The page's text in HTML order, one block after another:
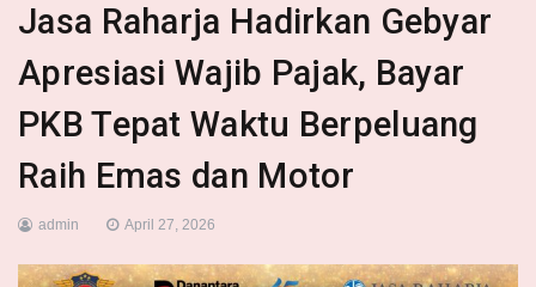
Jasa Raharja Hadirkan Gebyar
Apresiasi Wajib Pajak, Bayar
PKB Tepat Waktu Berpeluang
Raih Emas dan Motor
admin April 27, 2026